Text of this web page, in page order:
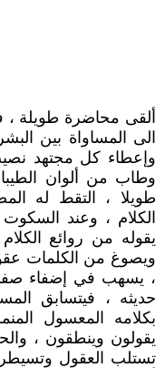
ألقى محاضرة طويلة
الى المساواة بين
وإعطاء كل مجتهد
وطاب من ألوان
طويلا ، التقط له
الكلام ، وعند
يقوله من روائع
ويصوغ من الكلمات
، يسهب في إضفاء
حديثه ، فيتسابق
بكلامه المعسول
يقولون وينطقون ،
تستلب العقول